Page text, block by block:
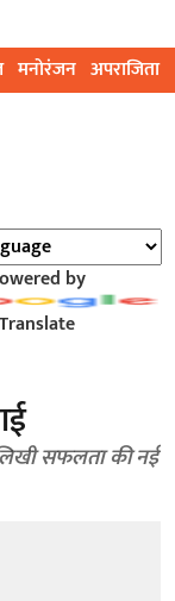
मनोरंजन अपराजिता
by
Translate
सफलता की नई